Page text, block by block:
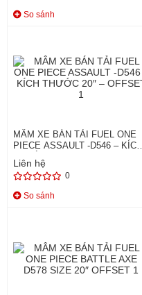
So sánh
MÂM XE BÁN TẢI FUEL ONE
PIECE ASSAULT -D546 – KÍCH
Liên hệ
0
So sánh